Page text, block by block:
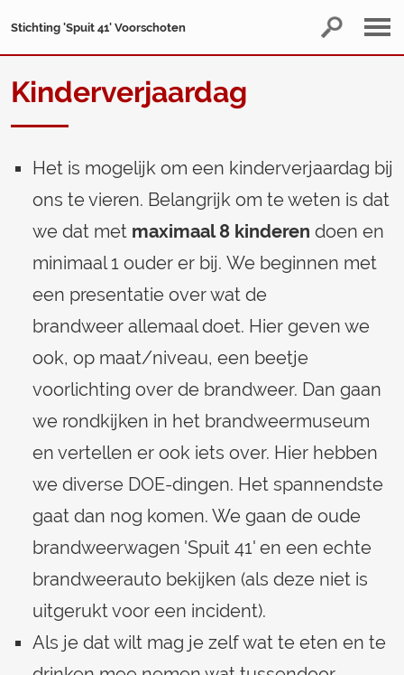
Stichting 'Spuit 41' Voorschoten
Kinderverjaardag
Het is mogelijk om een kinderverjaardag bij
ons te vieren. Belangrijk om te weten is dat
we dat met maximaal 8 kinderen doen en
minimaal 1 ouder er bij. We beginnen met
een presentatie over wat de
brandweer allemaal doet. Hier geven we
ook, op maat/niveau, een beetje
voorlichting over de brandweer. Dan gaan
we rondkijken in het brandweermuseum
en vertellen er ook iets over. Hier hebben
we diverse DOE-dingen. Het spannendste
gaat dan nog komen. We gaan de oude
brandweerwagen 'Spuit 41' en een echte
brandweerauto bekijken (als deze niet is
uitgerukt voor een incident).
Als je dat wilt mag je zelf wat te eten en te